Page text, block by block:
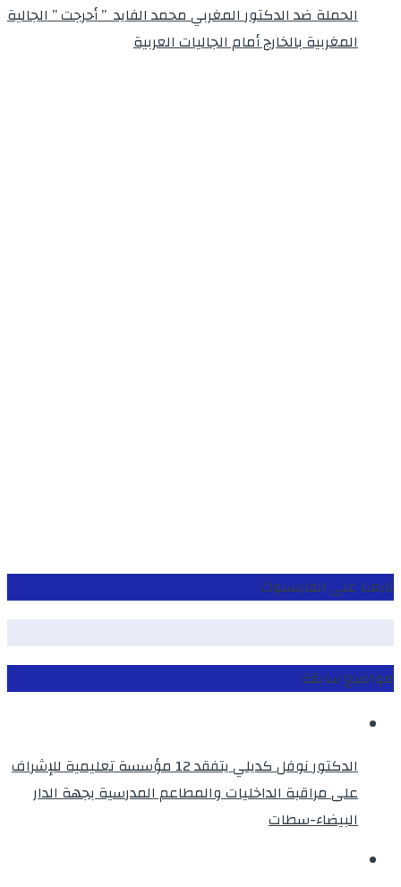
الحملة ضد الدكتور المغربي محمد الفايد ” أحرجت ” الجالية
المغربية بالخارج أمام الجاليات العربية
تابعنا على الفايسبوك
مواضيع سابقة
الدكتور نوفل كديلي يتفقد 12 مؤسسة تعليمية للإشراف
على مراقبة الداخليات والمطاعم المدرسية بجهة الدار
البيضاء-سطات